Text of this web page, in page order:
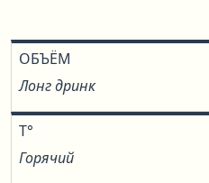
ОБЪЁМ
Лонг дринк
T°
Горячий